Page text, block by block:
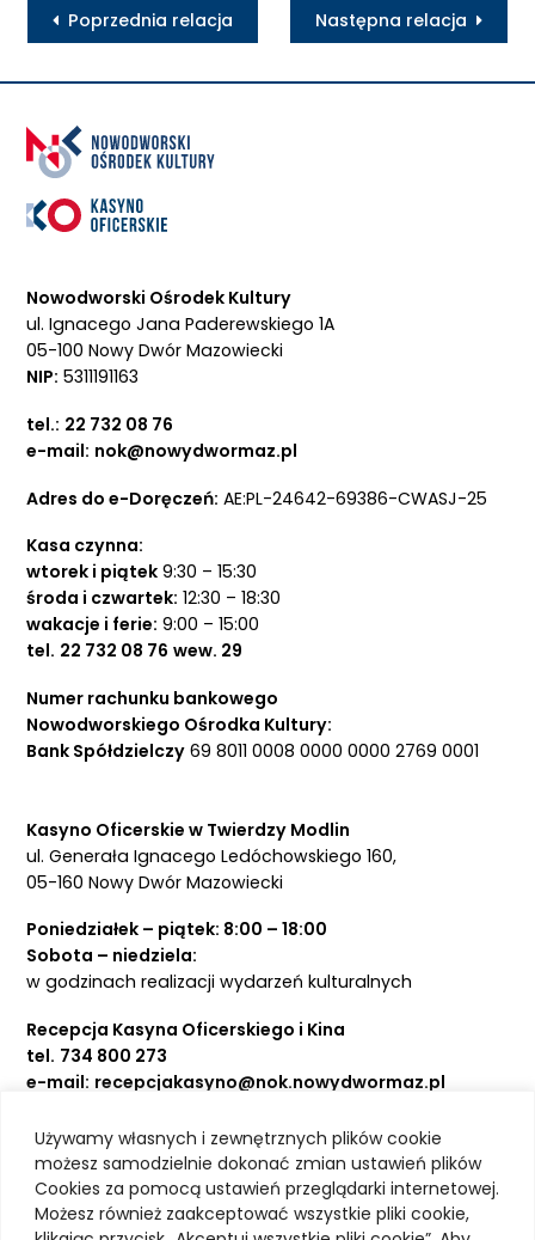
Używamy własnych i zewnętrznych plików cookie
możesz samodzielnie dokonać zmian ustawień plików
Cookies za pomocą ustawień przeglądarki internetowej.
Możesz również zaakceptować wszystkie pliki cookie,
Poprzednia relacja Następna relacja
Nowodworski Ośrodek Kultury
ul. Ignacego Jana Paderewskiego 1A
05-100 Nowy Dwór Mazowiecki
NIP: 5311191163
tel.: 22 732 08 76
e-mail: nok@nowydwormaz.pl
Adres do e-Doręczeń: AE:PL-24642-69386-CWASJ-25
Kasa czynna:
wtorek i piątek9:30 – 15:30
środa i czwartek: 12:30 – 18:30
wakacje i ferie: 9:00 – 15:00
tel. 22 732 08 76 wew. 29
Numer rachunku bankowego
Nowodworskiego Ośrodka Kultury:
Bank Spółdzielczy69 8011 0008 0000 0000 2769 0001
Kasyno Oficerskie w Twierdzy Modlin
ul. Generała Ignacego Ledóchowskiego 160,
05-160 Nowy Dwór Mazowiecki
Poniedziałek – piątek: 8:00 – 18:00
Sobota – niedziela:
w godzinach realizacji wydarzeń kulturalnych
Recepcja Kasyna Oficerskiego i Kina
tel. 734 800 273
e-mail: recepcjakasyno@nok.nowydwormaz.pl
Aktualności
Kasyno Oficerskie
Kino